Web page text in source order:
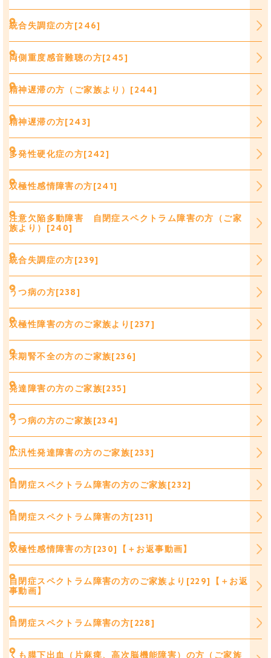
統合失調症の方[246]
両側重度感音難聴の方[245]
精神遅滞の方（ご家族より）[244]
精神遅滞の方[243]
多発性硬化症の方[242]
双極性感情障害の方[241]
注意欠陥多動障害 自閉症スペクトラム障害の方（ご家
族より）[240]
統合失調症の方[239]
うつ病の方[238]
双極性障害の方のご家族より[237]
末期腎不全の方のご家族[236]
発達障害の方のご家族[235]
うつ病の方のご家族[234]
広汎性発達障害の方のご家族[233]
自閉症スペクトラム障害の方のご家族[232]
自閉症スペクトラム障害の方[231]
双極性感情障害の方[230]【＋お返事動画】
自閉症スペクトラム障害の方のご家族より[229]【＋お返
事動画】
自閉症スペクトラム障害の方[228]
くも膜下出血（片麻痺、高次脳機能障害）の方（ご家族